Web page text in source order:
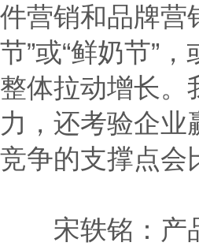
件营销和品牌营
节”或“鲜奶节”
整体拉动增长。
力，还考验企业
竞争的支撑点会
宋轶铭：产品